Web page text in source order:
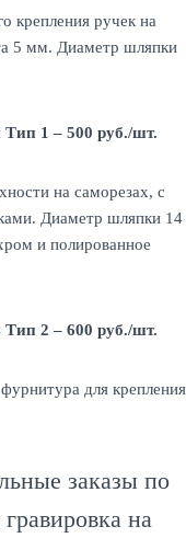
крепления ручек на
5 мм. Диаметр шляпки
Тип 1 – 500 руб./шт.
на саморезах, с
Диаметр шляпки 14
и полированное
Тип 2 – 600 руб./шт.
для крепления
заказы по
на